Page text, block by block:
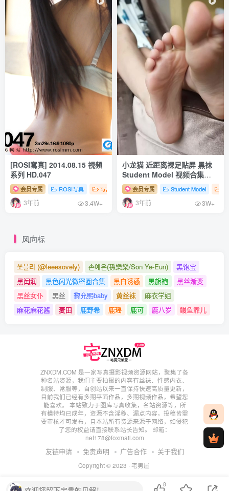
ElyEE子 – NO.156 Ginkgo Hakama [38P+2V／169MB]
[2.21]
ElyEE子 – NO.155 C-Red Higanbana 殷紅彼岸 [36P／
125MB]
ElyEE子 – NO.154 Yor Forger[17P-8M]
[2.5]
ElyEE子 – NO.153 B-White spider lily 白瓷彼岸 [27P／
83MB]
[1.30]
56MB]
[1.26]
ElyEE子 – NO.151 Marin Kitagawa Maid[16P-38.1M]
[1.23]
ElyEE子 – NO.149 Gangut[16P-15.7M]
ElyEE子 – NO.148 2023Halloween Witch [8P+2V／51MB]
ElyEE子 – NO.147 23年12月订阅[71P-5V-253.1M]
[ROSI寫真] 2014.08.15 視頻
系列 HD.047
会员专属 ROSI写真 写真系列（视频） # 性感 # 足控 # 丝袜
3年前 3.4W+
小龙猫 近距离裸足贴屏 黑袜
Student Model 视频合集
NO.12会员专属 Student Model
3年前 3W+
风向标
쏘블리 (@leeesovely) 손예은(孫樂樂/Son Ye-Eun)
黑饱宝
黑闰润
黑色闪光微密圈合集 黑白诱惑 黑旗袍
黑丝渐变
黑丝女仆
黑丝 黎允熙baby 黄丝袜
麻衣学姐
麻花麻花酱
麦田 鹿野希 鹿瑶 鹿可 鹿八岁 鳗鱼霏儿
ZNXDM.COM 是一家写真摄影视频资源网站，聚集了各
种名站资源，我们主要拍摄的内容有丝袜、性感内衣、
制服、常服等，自创站以来一直保持快速高质量更新，
目前我们已经有多期平面作品，多期视频作品，希望您
能喜欢。 本站致力于图库写真收集，名站资源等，所
有模特均已成年，资源不含淫秽、漏点内容，投稿皆需
要审核才可发布，且本站所有资源来源于网络，如侵犯
了您的权益请直接联系站长告知。 邮箱：
net178@foxmail.com
友链申请 免责声明 广告合作 关于我们
Copyright © 2023 · 宅男屋
8